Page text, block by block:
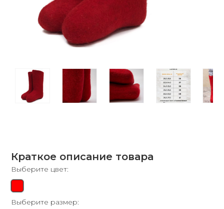
Краткое описание товара
Выберите цвет:
Выберите размер: